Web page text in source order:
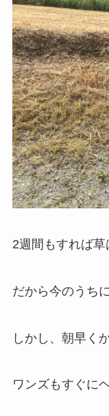
2週間もすれば草
だから今のうち
しかし、朝早く
ワンズもすぐに